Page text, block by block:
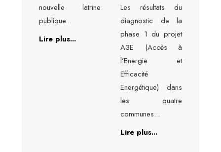
nouvelle latrine
publique...
Lire plus...
Les résultats du
diagnostic de la
phase 1 du projet
A3E (Accès à
l’Energie et
Efficacité
Energétique) dans
les quatre
communes...
Lire plus...